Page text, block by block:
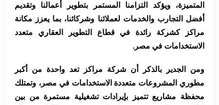
المتميزة، ويؤكد التزامنا المستمر بتطوير أعمالنا وتقديم
أفضل التجارب والخدمات لعملائنا وشركائنا، بما يعزز مكانة
مراكز كشركة رائدة في قطاع التطوير العقاري متعدد
الاستخدامات في مصر.
ومن الجدير بالذكر أن شركة مراكز تعد واحدة من أكبر
مطوري المشروعات متعددة الاستخدامات في مصر، وتمتلك
محفظة مشاريع تتميز بإيرادات تشغيلية مستمرة من بين